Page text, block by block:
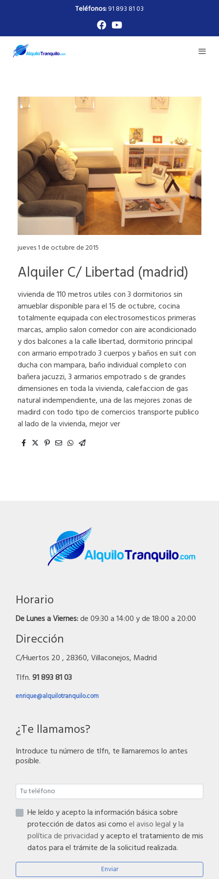
Teléfonos:91 893 81 03
jueves 1 de octubre de 2015
Alquiler C/ Libertad (madrid)
vivienda de 110 metros utiles con 3 dormitorios sin
amueblar disponible para el 15 de octubre, cocina
totalmente equipada con electrosomesticos primeras
marcas, amplio salon comedor con aire acondicionado
y dos balcones a la calle libertad, dormitorio principal
con armario empotrado 3 cuerpos y baños en suit con
ducha con mampara, baño individual completo con
bañera jacuzzi, 3 armarios empotrado s de grandes
dimensiones en toda la vivienda, calefaccion de gas
natural indempendiente, una de las mejores zonas de
madird con todo tipo de comercios transporte publico
al lado de la vivienda, mejor ver
Horario
De Lunes a Viernes:de 09:30 a 14:00 y de 18:00 a 20:00
Dirección
C/Huertos 20 , 28360, Villaconejos, Madrid
Tlfn.91 893 81 03
enrique@alquilotranquilo.com
¿Te llamamos?
Introduce tu número de tlfn, te llamaremos lo antes
posible.
He leído y acepto la información básica sobre
protección de datos asi comoel aviso legalyla
política de privacidady acepto el tratamiento de mis
datos para el trámite de la solicitud realizada.
Enviar